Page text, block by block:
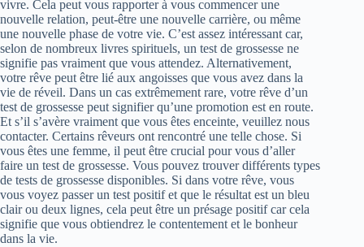
vivre. Cela peut vous rapporter à vous commencer une
nouvelle relation, peut-être une nouvelle carrière, ou même
une nouvelle phase de votre vie. C’est assez intéressant car,
selon de nombreux livres spirituels, un test de grossesse ne
signifie pas vraiment que vous attendez. Alternativement,
votre rêve peut être lié aux angoisses que vous avez dans la
vie de réveil. Dans un cas extrêmement rare, votre rêve d’un
test de grossesse peut signifier qu’une promotion est en route.
Et s’il s’avère vraiment que vous êtes enceinte, veuillez nous
contacter. Certains rêveurs ont rencontré une telle chose. Si
vous êtes une femme, il peut être crucial pour vous d’aller
faire un test de grossesse. Vous pouvez trouver différents types
de tests de grossesse disponibles. Si dans votre rêve, vous
vous voyez passer un test positif et que le résultat est un bleu
clair ou deux lignes, cela peut être un présage positif car cela
signifie que vous obtiendrez le contentement et le bonheur
dans la vie.